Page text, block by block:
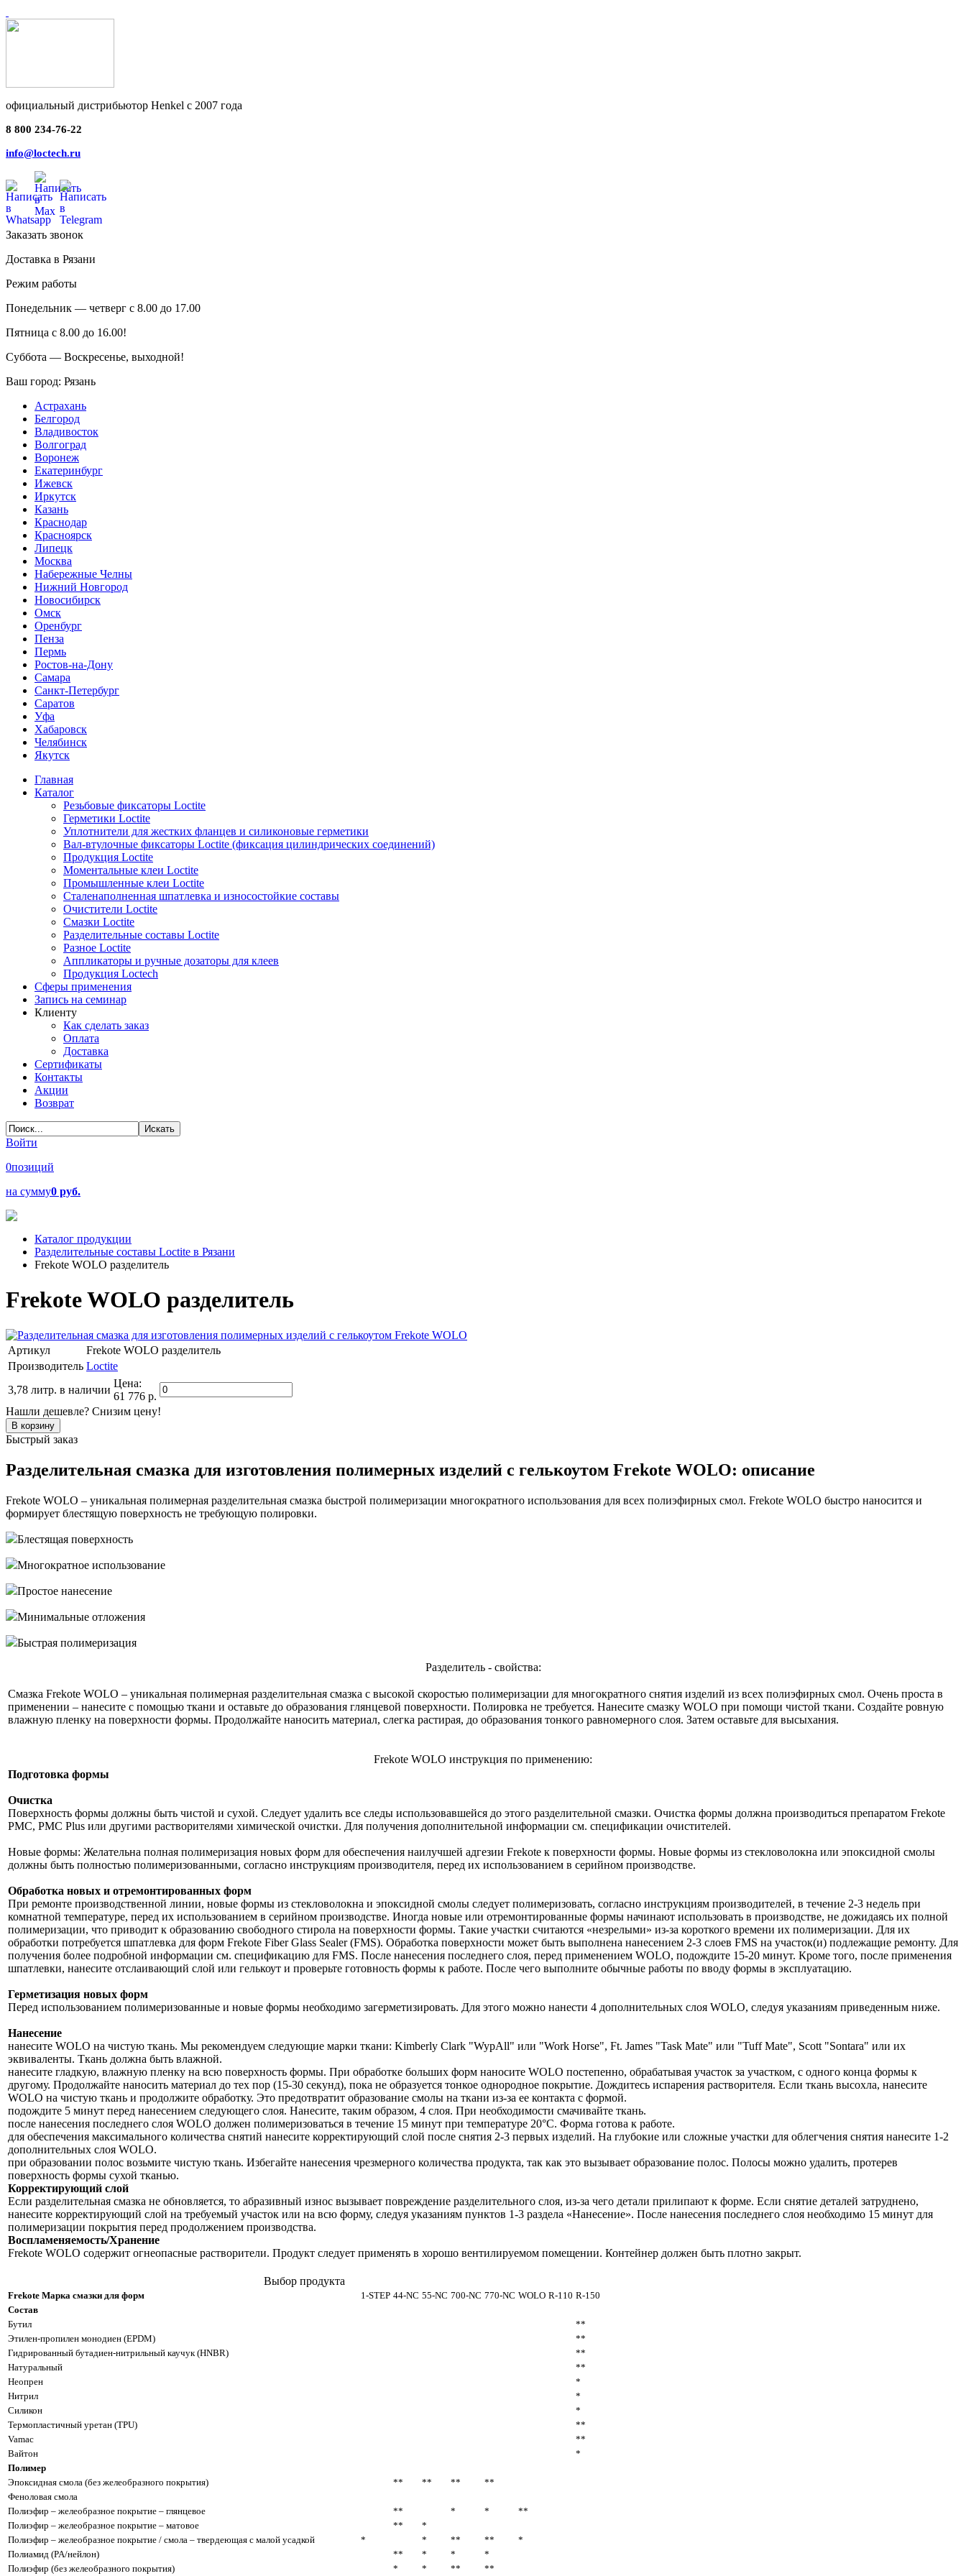
официальный дистрибьютор Henkel с 2007 года
8 800 234-76-22
info@loctech.ru
Заказать звонок
Доставка в Рязани
Режим работы
Понедельник — четверг с 8.00 до 17.00
Пятница с 8.00 до 16.00!
Суббота — Воскресенье, выходной!
Ваш город: Рязань
Астрахань
Белгород
Владивосток
Волгоград
Воронеж
Екатеринбург
Ижевск
Иркутск
Казань
Краснодар
Красноярск
Липецк
Москва
Набережные Челны
Нижний Новгород
Новосибирск
Омск
Оренбург
Пенза
Пермь
Ростов-на-Дону
Самара
Санкт-Петербург
Саратов
Уфа
Хабаровск
Челябинск
Якутск
Главная
Каталог
Резьбовые фиксаторы Loctite
Герметики Loctite
Уплотнители для жестких фланцев и силиконовые герметики
Вал-втулочные фиксаторы Loctite (фиксация цилиндрических соединений)
Продукция Loctite
Моментальные клеи Loctite
Промышленные клеи Loctite
Сталенаполненная шпатлевка и износостойкие составы
Очистители Loctite
Смазки Loctite
Разделительные составы Loctite
Разное Loctite
Аппликаторы и ручные дозаторы для клеев
Продукция Loctech
Сферы применения
Запись на семинар
Клиенту
Как сделать заказ
Оплата
Доставка
Сертификаты
Контакты
Акции
Возврат
Войти
0позиций
на сумму0 руб.
Каталог продукции
Разделительные составы Loctite в Рязани
Frekote WOLO разделитель
Frekote WOLO разделитель
Артикул
Frekote WOLO разделитель
Производитель Loctite
3,78 литр. в наличии
Цена:
61 776 р.
Нашли дешевле? Снизим цену!
Быстрый заказ
Разделительная смазка для изготовления полимерных изделий с гелькоутом Frekote WOLO: описание
Frekote WOLO – уникальная полимерная разделительная смазка быстрой полимеризации многократного использования для всех полиэфирных смол. Frekote WOLO быстро наносится и
формирует блестящую поверхность не требующую полировки.
Блестящая поверхность
Многократное использование
Простое нанесение
Минимальные отложения
Быстрая полимеризация
Разделитель - свойства:
Смазка Frekote WOLO – уникальная полимерная разделительная смазка с высокой скоростью полимеризации для многократного снятия изделий из всех полиэфирных смол. Очень проста в
применении – нанесите с помощью ткани и оставьте до образования глянцевой поверхности. Полировка не требуется. Нанесите смазку WOLO при помощи чистой ткани. Создайте ровную
влажную пленку на поверхности формы. Продолжайте наносить материал, слегка растирая, до образования тонкого равномерного слоя. Затем оставьте для высыхания.
Frekote WOLO инструкция по применению:
Подготовка формы
Очистка
Поверхность формы должны быть чистой и сухой. Следует удалить все следы использовавшейся до этого разделительной смазки. Очистка формы должна производиться препаратом Frekote
PMC, PMC Plus или другими растворителями химической очистки. Для получения дополнительной информации см. спецификации очистителей.
Новые формы: Желательна полная полимеризация новых форм для обеспечения наилучшей адгезии Frekote к поверхности формы. Новые формы из стекловолокна или эпоксидной смолы
должны быть полностью полимеризованными, согласно инструкциям производителя, перед их использованием в серийном производстве.
Обработка новых и отремонтированных форм
При ремонте производственной линии, новые формы из стекловолокна и эпоксидной смолы следует полимеризовать, согласно инструкциям производителей, в течение 2-3 недель при
комнатной температуре, перед их использованием в серийном производстве. Иногда новые или отремонтированные формы начинают использовать в производстве, не дожидаясь их полной
полимеризации, что приводит к образованию свободного стирола на поверхности формы. Такие участки считаются «незрелыми» из-за короткого времени их полимеризации. Для их
обработки потребуется шпатлевка для форм Frekote Fiber Glass Sealer (FMS). Обработка поверхности может быть выполнена нанесением 2-3 слоев FMS на участок(и) подлежащие ремонту. Для
получения более подробной информации см. спецификацию для FMS. После нанесения последнего слоя, перед применением WOLO, подождите 15-20 минут. Кроме того, после применения
шпатлевки, нанесите отслаивающий слой или гелькоут и проверьте готовность формы к работе. После чего выполните обычные работы по вводу формы в эксплуатацию.
Герметизация новых форм
Перед использованием полимеризованные и новые формы необходимо загерметизировать. Для этого можно нанести 4 дополнительных слоя WOLO, следуя указаниям приведенным ниже.
Нанесение
нанесите WOLO на чистую ткань. Мы рекомендуем следующие марки ткани: Kimberly Clark "WypAll" или "Work Horse", Ft. James "Task Mate" или "Tuff Mate", Scott "Sontara" или их
эквиваленты. Ткань должна быть влажной.
нанесите гладкую, влажную пленку на всю поверхность формы. При обработке больших форм наносите WOLO постепенно, обрабатывая участок за участком, с одного конца формы к
другому. Продолжайте наносить материал до тех пор (15-30 секунд), пока не образуется тонкое однородное покрытие. Дождитесь испарения растворителя. Если ткань высохла, нанесите
WOLO на чистую ткань и продолжите обработку. Это предотвратит образование смолы на ткани из-за ее контакта с формой.
подождите 5 минут перед нанесением следующего слоя. Нанесите, таким образом, 4 слоя. При необходимости смачивайте ткань.
после нанесения последнего слоя WOLO должен полимеризоваться в течение 15 минут при температуре 20°С. Форма готова к работе.
для обеспечения максимального количества снятий нанесите корректирующий слой после снятия 2-3 первых изделий. На глубокие или сложные участки для облегчения снятия нанесите 1-2
дополнительных слоя WOLO.
при образовании полос возьмите чистую ткань. Избегайте нанесения чрезмерного количества продукта, так как это вызывает образование полос. Полосы можно удалить, протерев
поверхность формы сухой тканью.
Корректирующий слой
Если разделительная смазка не обновляется, то абразивный износ вызывает повреждение разделительного слоя, из-за чего детали прилипают к форме. Если снятие деталей затруднено,
нанесите корректирующий слой на требуемый участок или на всю форму, следуя указаниям пунктов 1-3 раздела «Нанесение». После нанесения последнего слоя необходимо 15 минут для
полимеризации покрытия перед продолжением производства.
Воспламеняемость/Хранение
Frekote WOLO содержит огнеопасные растворители. Продукт следует применять в хорошо вентилируемом помещении. Контейнер должен быть плотно закрыт.
Выбор продукта
Frekote Марка смазки для форм 1-STEP 44-NC 55-NC 700-NC 770-NC WOLO R-110 R-150
Состав
Бутил
**
Этилен-пропилен монодиен (EPDM)
**
Гидрированный бутадиен-нитрильный каучук (HNBR)
**
Натуральный
**
Неопрен
*
Нитрил
*
Силикон
*
Термопластичный уретан (TPU)
**
Vamac
**
Вайтон
*
Полимер
Эпоксидная смола (без желеобразного покрытия)
** ** **
**
Феноловая смола
Полиэфир – желеобразное покрытие – глянцевое
** * *
**
Полиэфир – желеобразное покрытие – матовое
**
*
Полиэфир – желеобразное покрытие / смола – твердеющая с малой усадкой
* * ** **
*
Полиамид (PA/нейлон)
** * *
*
Полиэфир (без желеобразного покрытия)
* * ** **